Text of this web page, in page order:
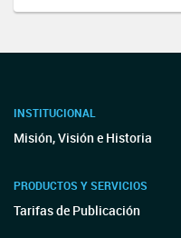
INSTITUCIONAL
Misión, Visión e Historia
PRODUCTOS Y SERVICIOS
Tarifas de Publicación